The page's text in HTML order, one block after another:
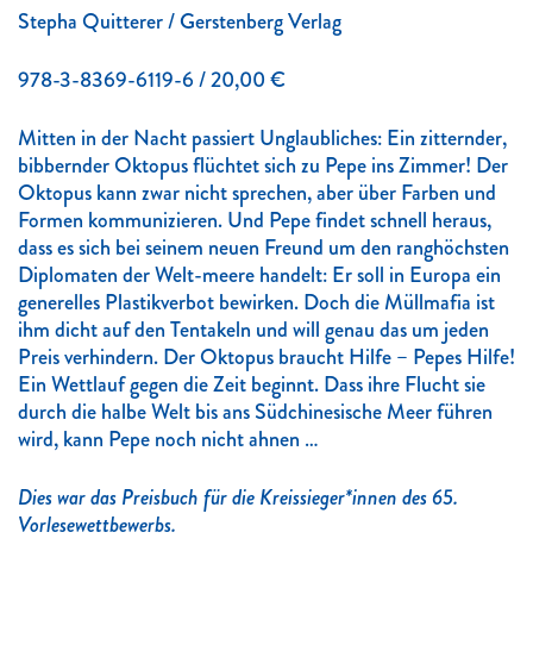
Stepha Quitterer / Gerstenberg Verlag
978-3-8369-6119-6 / 20,00 €
Mitten in der Nacht passiert Unglaubliches: Ein zitternder,
bibbernder Oktopus flüchtet sich zu Pepe ins Zimmer! Der
Oktopus kann zwar nicht sprechen, aber über Farben und
Formen kommunizieren. Und Pepe findet schnell heraus,
dass es sich bei seinem neuen Freund um den ranghöchsten
Diplomaten der Welt-meere handelt: Er soll in Europa ein
generelles Plastikverbot bewirken. Doch die Müllmafia ist
ihm dicht auf den Tentakeln und will genau das um jeden
Preis verhindern. Der Oktopus braucht Hilfe – Pepes Hilfe!
Ein Wettlauf gegen die Zeit beginnt. Dass ihre Flucht sie
durch die halbe Welt bis ans Südchinesische Meer führen
wird, kann Pepe noch nicht ahnen …
Dies war das Preisbuch für die Kreissieger*innen des 65.
Vorlesewettbewerbs.